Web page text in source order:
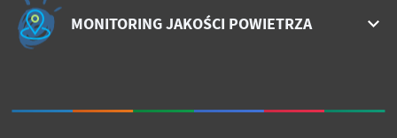
MONITORING JAKOŚCI POWIETRZA